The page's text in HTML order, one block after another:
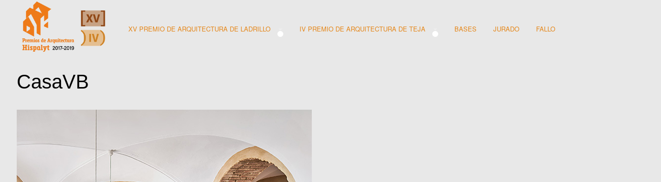
content
XV PREMIO DE ARQUITECTURA DE LADRILLO IV PREMIO DE ARQUITECTURA DE TEJA BASES JURADO FALLO
CasaVB